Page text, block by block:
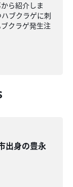
ら紹介しま
ブクラゲに刺
クラゲ発生注
出身の豊永